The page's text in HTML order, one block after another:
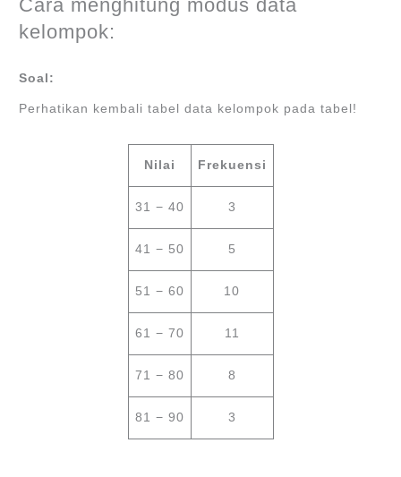
Cara menghitung modus data
kelompok:
Soal:
Perhatikan kembali tabel data kelompok pada tabel!
Nilai Frekuensi
31 − 40 3
41 − 50 5
51 − 60 10
61 − 70 11
71 − 80 8
81 − 90 3